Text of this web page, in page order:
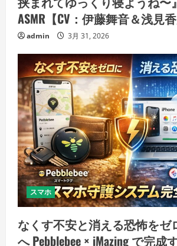
ASMR【CV：伊藤舞音＆浅見香
admin 3月 31, 2026
スマホ
なくす不安と消える恐怖をゼ
へ Pebblebee × iMazing で完成